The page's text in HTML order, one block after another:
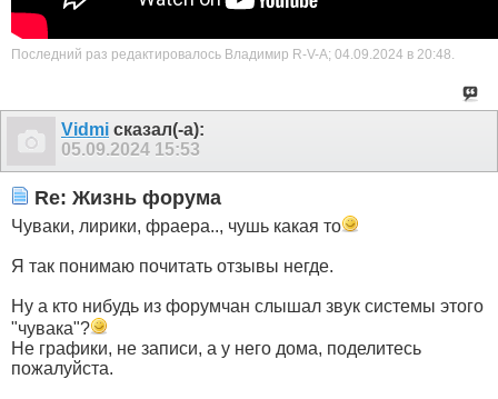
Последний раз редактировалось Владимир R-V-A; 04.09.2024 в 20:48.
Vidmi сказал(-а):
05.09.2024 15:53
Re: Жизнь форума
Чуваки, лирики, фраера.., чушь какая то
Я так понимаю почитать отзывы негде.
Ну а кто нибудь из форумчан слышал звук системы этого
"чувака"?
Не графики, не записи, а у него дома, поделитесь
пожалуйста.